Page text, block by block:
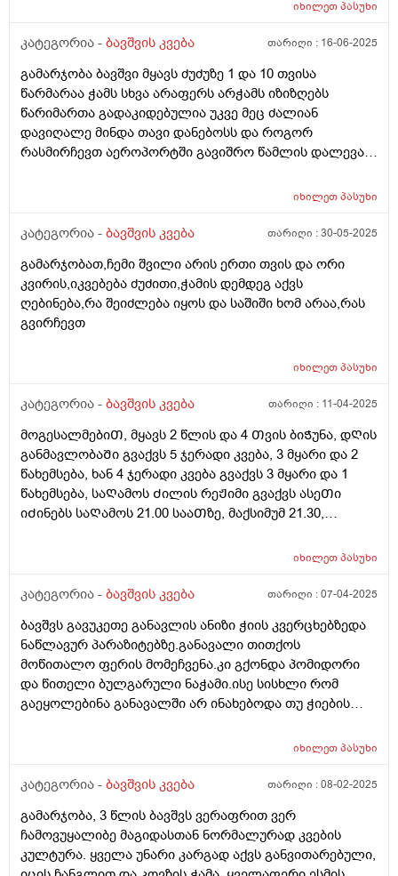
ხმები და ბოლომდე არ ჭამდა, პედიატრმა დაუნიშნა
ერთი დღე მხოლოდ ერთხელ დღეში და დაიწყო ჭამა,
ათი დღის მერე ისევ ისე დაიწყო, დავალევინე კიდევ
და ჭამს ხუთი დღეა გასული, სულ ორჯერ მივეცი
ქვამატელი და ანოტაციაში წავიკითხე რომ
ჩვილებისთვის არ წერია, ძალიან შემეშინდა,
საყურადღებო ხომ არ არის? პედიატრი მარწმუნებს
რომ ვენდო უსაფრთხოა. თქვენ რას მეტყვით?
იხილეთპასუხი
კატეგორია - ბავშვის კვება თარიღი : 16-06-2025
გამარჯობა ბავშვი მყავს ძუძუზე 1 და 10 თვისა
წარმარაა ჭამს სხვა არაფერს არჭამს იზიზღებს
წარიმართა გადაკიდებულია უკვე მეც ძალიან
დავიღალე მინდა თავი დანებოსს და როგორ
რასმირჩევთ აეროპორტში გავიშრო წამლის დალევას
იხილეთპასუხი
კატეგორია - ბავშვის კვება თარიღი :30-05-2025
გამარჯობათ,ჩემი შვილი არის ერთი თვის და ორი
კვირის,იკვებება ძუძითი,ჭამის დემდეგ აქვს
ღებინება,რა შეიძლება იყოს და საშიში ხომ არაა,რას
გვირჩევთ
იხილეთპასუხი
კატეგორია - ბავშვის კვება თარიღი : 11-04-2025
მოგესალმებიᲗ, მყავს 2 წლის და 4 Თვის ბიᲭუნა, დᲦის
განმავლობაᲨი გვაქვს 5 ჯერადი კვება, 3 მყარი და 2
წახემსება, ხან 4 ჯერადი კვება გვაქვს 3 მყარი და 1
წახემსება, საᲦამოს Ძილის რეᲟიმი გვაქვს ასეᲗი
იᲫინებს საᲦამოს 21.00 სააᲗზე, მაქსიმუმ 21.30,
დილიᲗ იᲦვიᲫებს ხან 07.00 ხან 08.00, მაინტერესებს
არის 12 კილო და 900 გრამი, დიდაᲗ არ იმატებს
კვებიდან დილის კვებამდე? გმადლობᲗ
იხილეთპასუხი
კატეგორია - ბავშვის კვება თარიღი :07-04-2025
ბავშვს გავუკეთე განავლის ანიზი ჭიის კვერცხებზედა
ნაწლავურ პარაზიტებზე.განავალი თითქოს
მოწითალო ფერის მომეჩვენა.კი გქონდა პომიდორი
და წითელი ბულგარული ნაჭამი.ისე სისხლი რომ
გაეყოლებინა განავალში არ ინახებოდა თუ ჭიების
იხილეთპასუხი
კატეგორია - ბავშვის კვება თარიღი :08-02-2025
გამარჯობა, 3 წლის ბავშვს ვერაფრით ვერ
ჩამოვუყალიბე მაგიდასთან ნორმალურად კვების
კულტურა. ყველა უნარი კარგად აქვს განვითარებული,